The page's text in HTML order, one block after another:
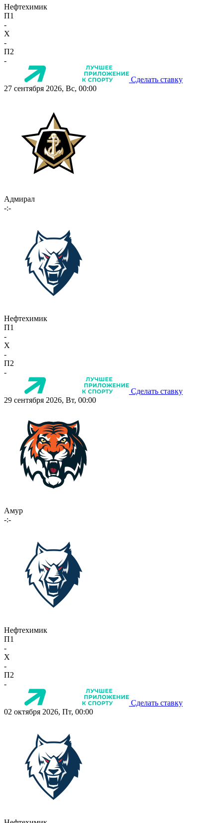
Нефтехимик
П1
-
X
-
П2
-
Сделать ставку
27 сентября 2026, Вс, 00:00
Адмирал
-:-
Нефтехимик
П1
-
X
-
П2
-
Сделать ставку
29 сентября 2026, Вт, 00:00
Амур
-:-
Нефтехимик
П1
-
X
-
П2
-
Сделать ставку
02 октября 2026, Пт, 00:00